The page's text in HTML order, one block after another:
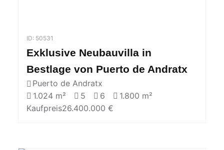
ID: 50531
Exklusive Neubauvilla in
Bestlage von Puerto de Andratx
Puerto de Andratx
1.024 m²
5 6
1.800 m²
Kaufpreis26.400.000 €